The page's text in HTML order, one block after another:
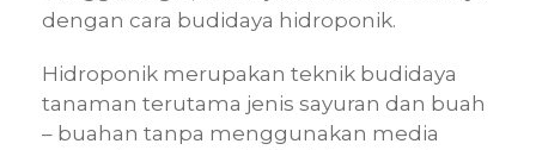
dengan cara budidaya hidroponik.
Hidroponik merupakan teknik budidaya
tanaman terutama jenis sayuran dan buah
– buahan tanpa menggunakan media